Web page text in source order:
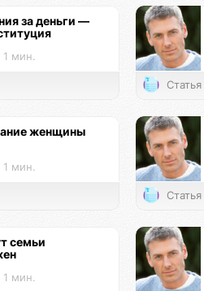
за деньги —
1 мин.
Статья
женщины
1 мин.
Статья
семьи
1 мин.